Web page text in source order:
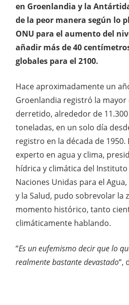
en Groenlandia y la
de la peor manera según lo
ONU para el aumento del
añadir más de 40
globales para el 2100.
Hace aproximadamente un
Groenlandia registró la
derretido, alrededor de
toneladas, en un solo día
registro en la década de 1950.
experto en agua y clima,
hídrica y climática del
Naciones Unidas para el
y la Salud, pudo sobrevolar la
momento histórico, tanto
climáticamente hablando.
“Es un eufemismo decir que lo
realmente bastante devastado“,